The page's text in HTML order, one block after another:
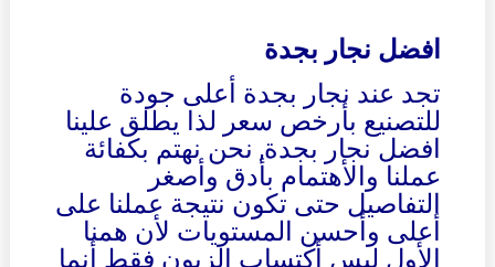
افضل نجار بجدة
تجد عند نجار بجدة أعلى جودة
للتصنيع بأرخص سعر لذا يطلق علينا
افضل نجار بجدة, نحن نهتم بكفائة
عملنا والأهتمام بأدق وأصغر
التفاصيل حتى تكون نتيجة عملنا على
أعلى وأحسن المستويات لأن همنا
الأول ليس أكتساب الزبون فقط أنما